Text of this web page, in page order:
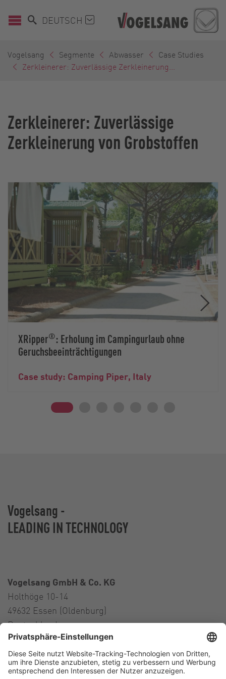
DEUTSCH
Vogelsang Segmente Abwasser
Case Studies
Zerkleinerer: Zuverlässige Zerkleinerung...
Zerkleinerer: Zuverlässige
Zerkleinerung von Grobstoffen
XRipper®: Erholung im Campingurlaub ohne
Geruchsbeeinträchtigungen
Case study: Camping Piper, Italy
Vogelsang -
LEADING IN TECHNOLOGY
Vogelsang GmbH & Co. KG
Holthöge 10-14
49632 Essen (Oldenburg)
Deutschland
Kontakt
Tel.:+49 5434 83 0